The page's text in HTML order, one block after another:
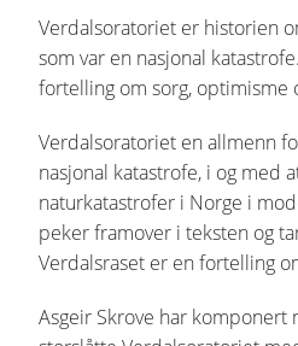
Verdalsoratoriet er historien
som var en nasjonal
fortelling om sorg, optimisme
Verdalsoratoriet en allmenn
nasjonal katastrofe, i og med
naturkatastrofer i Norge i
peker framover i teksten og
Verdalsraset er en fortelling
Asgeir Skrove har komponert